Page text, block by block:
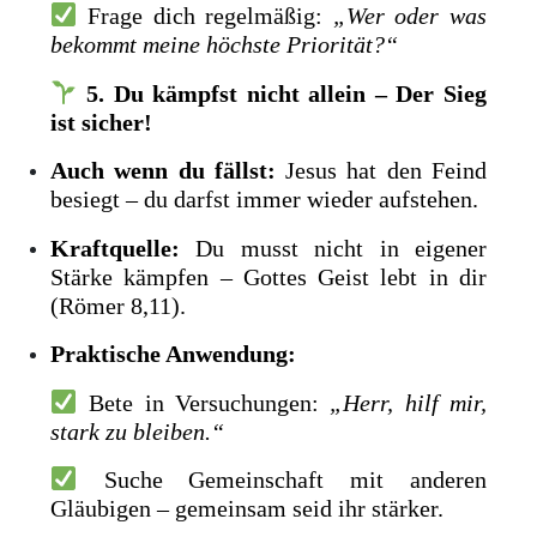
Frage dich regelmäßig: „Wer oder was
bekommt meine höchste Priorität?“
5. Du kämpfst nicht allein – Der Sieg
ist sicher!
Auch wenn du fällst: Jesus hat den Feind
besiegt – du darfst immer wieder aufstehen.
Kraftquelle: Du musst nicht in eigener
Stärke kämpfen – Gottes Geist lebt in dir
(Römer 8,11).
Praktische Anwendung:
Bete in Versuchungen: „Herr, hilf mir,
stark zu bleiben.“
Suche Gemeinschaft mit anderen
Gläubigen – gemeinsam seid ihr stärker.